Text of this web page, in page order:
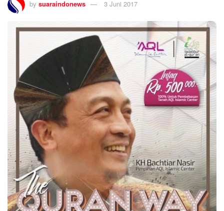
by suaraindonews 3 Juni 2017